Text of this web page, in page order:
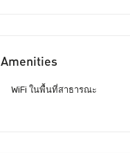
Amenities
WiFi ในพื้นที่สาธารณะ